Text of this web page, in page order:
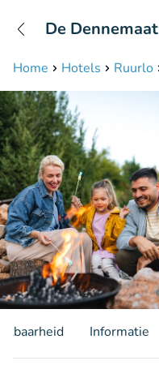
Home Hotels Ruurlo
De Dennemaat
Informatie